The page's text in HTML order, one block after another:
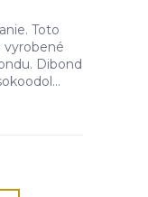
Toto
vyrobené
Dibond